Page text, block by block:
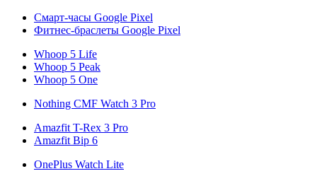
Смарт-часы Google Pixel
Фитнес-браслеты Google Pixel
Whoop 5 Life
Whoop 5 Peak
Whoop 5 One
Nothing CMF Watch 3 Pro
Amazfit T-Rex 3 Pro
Amazfit Bip 6
OnePlus Watch Lite